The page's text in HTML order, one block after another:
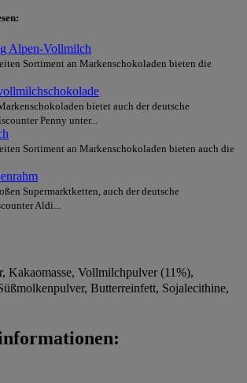
Alpen-Vollmilch
Sortiment an Markenschokoladen bieten die
bietet auch der deutsche
Penny unter...
Sortiment an Markenschokoladen bieten auch die
Supermarktketten, auch der deutsche
Aldi...
Kakaomasse, Vollmilchpulver (11%),
Butterreinfett, Sojalecithine,